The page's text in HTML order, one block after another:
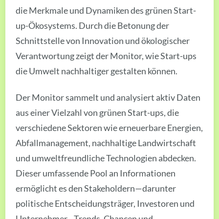
die Merkmale und Dynamiken des grünen Start-
up-Ökosystems. Durch die Betonung der
Schnittstelle von Innovation und ökologischer
Verantwortung zeigt der Monitor, wie Start-ups
die Umwelt nachhaltiger gestalten können.
Der Monitor sammelt und analysiert aktiv Daten
aus einer Vielzahl von grünen Start-ups, die
verschiedene Sektoren wie erneuerbare Energien,
Abfallmanagement, nachhaltige Landwirtschaft
und umweltfreundliche Technologien abdecken.
Dieser umfassende Pool an Informationen
ermöglicht es den Stakeholdern—darunter
politische Entscheidungsträger, Investoren und